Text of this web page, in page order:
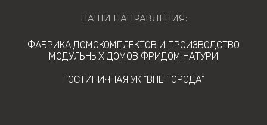
НАШИ НАПРАВЛЕНИЯ:
ФАБРИКА ДОМОКОМПЛЕКТОВ И ПРОИЗВОДСТВО
МОДУЛЬНЫХ ДОМОВ ФРИДОМ НАТУРИ
ГОСТИНИЧНАЯ УК "ВНЕ ГОРОДА"